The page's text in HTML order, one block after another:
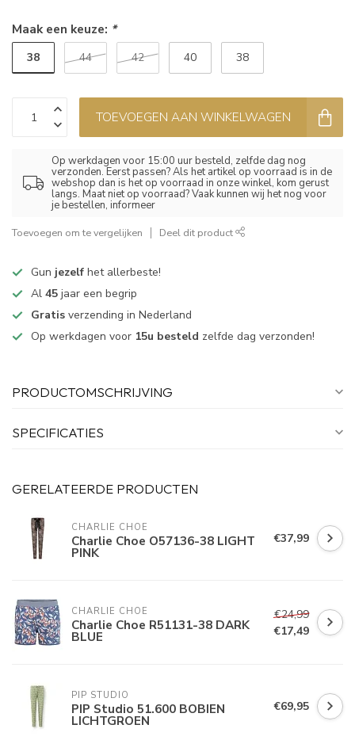
Maak een keuze: *
38 44 42 40 38
TOEVOEGEN AAN WINKELWAGEN
Op werkdagen voor 15:00 uur besteld, zelfde dag nog
verzonden. Eerst passen? Als het artikel op voorraad is in de
webshop dan is het op voorraad in onze winkel, kom gerust
langs. Maat niet op voorraad? Vaak kunnen wij het nog voor
je bestellen, informeer
Toevoegen om te vergelijken Deel dit product
Gun jezelf het allerbeste!
Al 45 jaar een begrip
Gratis verzending in Nederland
Op werkdagen voor 15u besteld zelfde dag verzonden!
PRODUCTOMSCHRIJVING
SPECIFICATIES
GERELATEERDE PRODUCTEN
CHARLIE CHOE
Charlie Choe O57136-38 LIGHT
PINK
€37,99
CHARLIE CHOE
Charlie Choe R51131-38 DARK
BLUE
€24,99
€17,49
PIP STUDIO
PIP Studio 51.600 BOBIEN
LICHTGROEN
€69,95